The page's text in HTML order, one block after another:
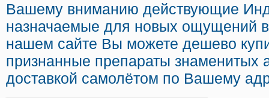
Вашему вниманию действующие
назначаемые для новых ощущений в
нашем сайте Вы можете дешево
признанные препараты знаменитых
доставкой самолётом по Вашему